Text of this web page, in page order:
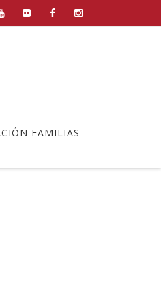
FAMILIAS